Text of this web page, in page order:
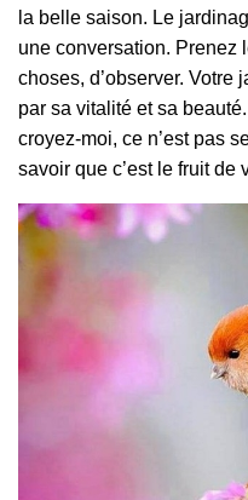
la belle saison. Le
une conversation. Prenez
choses, d’observer. Votre
par sa vitalité et sa
croyez-moi, ce n’est pas
savoir que c’est le fruit de